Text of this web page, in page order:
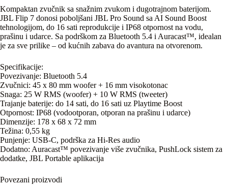
Kompaktan zvučnik sa snažnim zvukom i dugotrajnom baterijom.
JBL Flip 7 donosi poboljšani JBL Pro Sound sa AI Sound Boost
tehnologijom, do 16 sati reprodukcije i IP68 otpornost na vodu,
prašinu i udarce. Sa podrškom za Bluetooth 5.4 i Auracast™, idealan
je za sve prilike – od kućnih zabava do avantura na otvorenom.​
Specifikacije:
Povezivanje: Bluetooth 5.4
Zvučnici: 45 x 80 mm woofer + 16 mm visokotonac
Snaga: 25 W RMS (woofer) + 10 W RMS (tweeter)
Trajanje baterije: do 14 sati, do 16 sati uz Playtime Boost
Otpornost: IP68 (vodootporan, otporan na prašinu i udarce)
Dimenzije: 178 x 68 x 72 mm
Težina: 0,55 kg
Punjenje: USB-C, podrška za Hi-Res audio
Dodatno: Auracast™ povezivanje više zvučnika, PushLock sistem za
dodatke, JBL Portable aplikacija
Povezani proizvodi